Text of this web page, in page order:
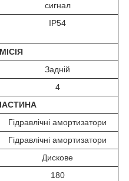
сигнал
IP54
Задній
4
Гідравлічні амортизатори
Гідравлічні амортизатори
Дискове
180